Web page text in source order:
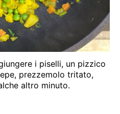
i piselli, un pizzico
prezzemolo tritato,
altro minuto.